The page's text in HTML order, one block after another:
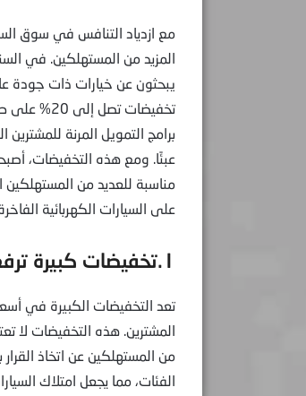
مع ازدياد التنافس في سوق
المزيد من المستهلكين. في
يبحثون عن خيارات ذات جودة
تخفيضات
برامج التمويل المرنة
عبئًا. ومع هذه التخفيضات،
مناسبة للعديد من المستهلكين
على السيارات الكهربائية
١.تخفيضات كبيرة ترفع الإقبال على السيارات الكهربائية الفاخرة
تعد التخفيضات الكبيرة في
المشترين. هذه التخفيضات لا
من المستهلكين عن اتخاذ
الفئات، مما يجعل امتلاك